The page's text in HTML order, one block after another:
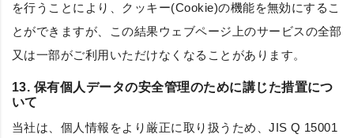
を行うことにより、クッキー(Cookie)の機能を無効にするこ
とができますが、この結果ウェブページ上のサービスの全部
又は一部がご利用いただけなくなることがあります。
13. 保有個人データの安全管理のために講じた措置につ
いて
当社は、個人情報をより厳正に取り扱うため、JIS Q 15001